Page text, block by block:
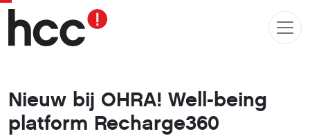
Nieuw bij OHRA! Well-being
platform Recharge360